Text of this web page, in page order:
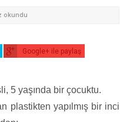
okundu
Google+ ile paylaş
5 yaşında bir çocuktu.
plastikten yapılmış bir inci